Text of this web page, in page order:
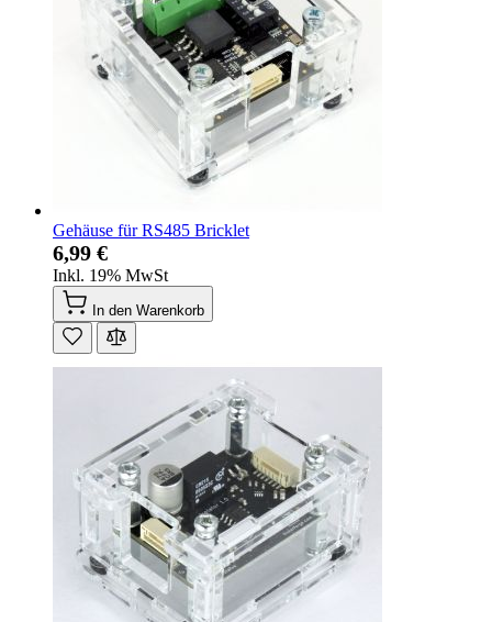
Gehäuse für RS485 Bricklet
6,99 €
Inkl. 19% MwSt
In den Warenkorb